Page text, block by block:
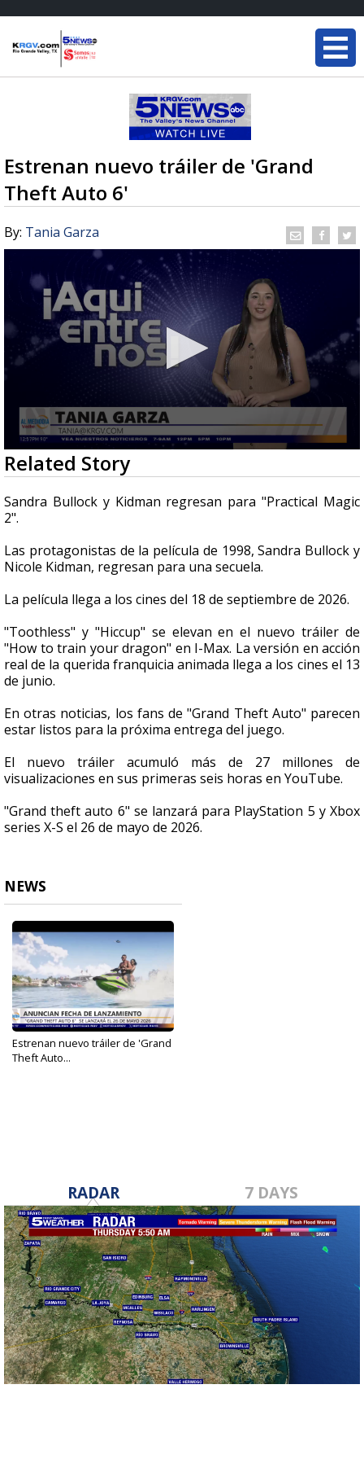
Estrenan nuevo tráiler de 'Grand
Theft Auto 6'
By: Tania Garza
0
seconds
of
1
minute,
25
Related Story
Sandra Bullock y Kidman regresan para "Practical Magic
2".
Las protagonistas de la película de 1998, Sandra Bullock y
Nicole Kidman, regresan para una secuela.
La película llega a los cines del 18 de septiembre de 2026.
"Toothless" y "Hiccup" se elevan en el nuevo tráiler de
"How to train your dragon" en I-Max. La versión en acción
real de la querida franquicia animada llega a los cines el 13
de junio.
En otras noticias, los fans de "Grand Theft Auto" parecen
estar listos para la próxima entrega del juego.
El nuevo tráiler acumuló más de 27 millones de
visualizaciones en sus primeras seis horas en YouTube.
"Grand theft auto 6" se lanzará para PlayStation 5 y Xbox
series X-S el 26 de mayo de 2026.
NEWS
Estrenan nuevo tráiler de 'Grand
Theft Auto...
RADAR 7 DAYS